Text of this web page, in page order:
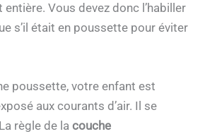
Vous devez donc l’habiller
s’il était en poussette pour éviter
poussette, votre enfant est
aux courants d’air. Il se
règle de la couche